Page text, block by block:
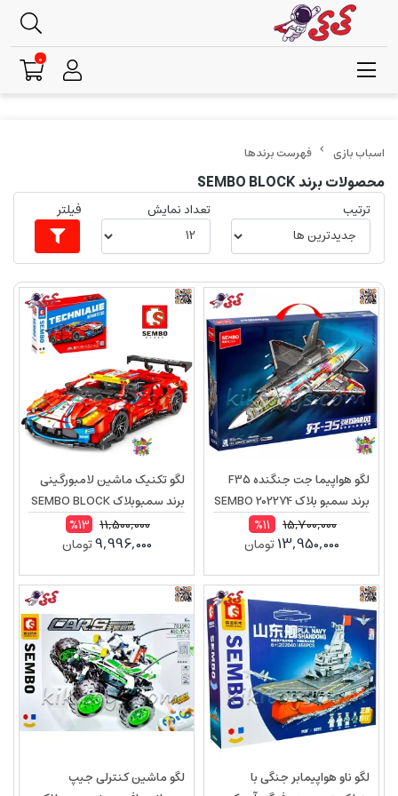
فهرست برندها
محصولات برند SEMBO BLOCK
ترتیب تعداد نمایش فیلتر
لگو هواپیما جت جنگنده F35
برند سمبو بلاک 202274 SEMBO
BLOCK
15,700,000
%11
13,950,000تومان
لگو تکنیک ماشین لامبورگینی
برند سمبوبلاک SEMBO BLOCK
701950
11,500,000
%13
9,996,000تومان
لگو ناو هواپیمابر جنگی با
لگو ماشین کنترلی جیپ
0